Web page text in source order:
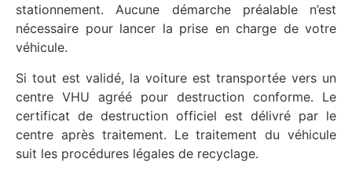
stationnement. Aucune démarche préalable n’est
nécessaire pour lancer la prise en charge de votre
véhicule.
Si tout est validé, la voiture est transportée vers un
centre VHU agréé pour destruction conforme. Le
certificat de destruction officiel est délivré par le
centre après traitement. Le traitement du véhicule
suit les procédures légales de recyclage.